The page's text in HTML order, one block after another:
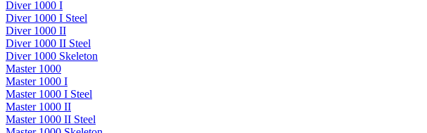
Diver 1000 I
Diver 1000 I Steel
Diver 1000 II
Diver 1000 II Steel
Diver 1000 Skeleton
Master 1000
Master 1000 I
Master 1000 I Steel
Master 1000 II
Master 1000 II Steel